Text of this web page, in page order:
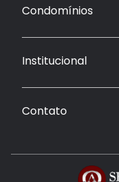
Condomínios
Institucional
Contato